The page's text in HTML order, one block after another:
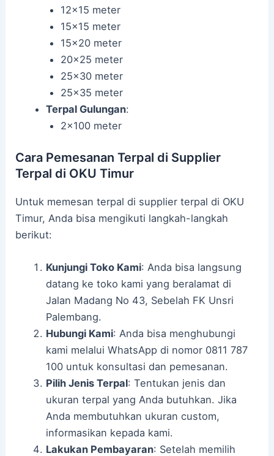
12×15 meter
15×15 meter
15×20 meter
20×25 meter
25×30 meter
25×35 meter
Terpal Gulungan:
2×100 meter
Cara Pemesanan Terpal di Supplier
Terpal di OKU Timur
Untuk memesan terpal di supplier terpal di OKU
Timur, Anda bisa mengikuti langkah-langkah
berikut:
Kunjungi Toko Kami: Anda bisa langsung
datang ke toko kami yang beralamat di
Jalan Madang No 43, Sebelah FK Unsri
Palembang.
Hubungi Kami: Anda bisa menghubungi
kami melalui WhatsApp di nomor 0811 787
100 untuk konsultasi dan pemesanan.
Pilih Jenis Terpal: Tentukan jenis dan
ukuran terpal yang Anda butuhkan. Jika
Anda membutuhkan ukuran custom,
informasikan kepada kami.
Lakukan Pembayaran: Setelah memilih